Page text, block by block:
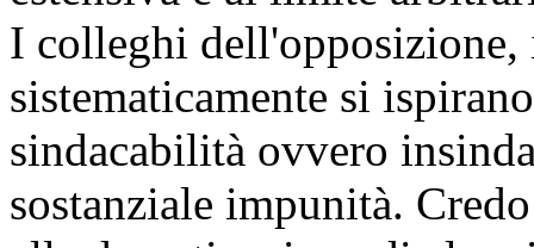
I colleghi
sistematicamente si
sindacabilità ovvero
sostanziale impunità.